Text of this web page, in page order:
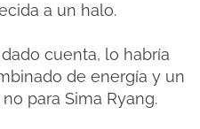
a un halo.
cuenta, lo habría
de energía y un
para Sima Ryang.